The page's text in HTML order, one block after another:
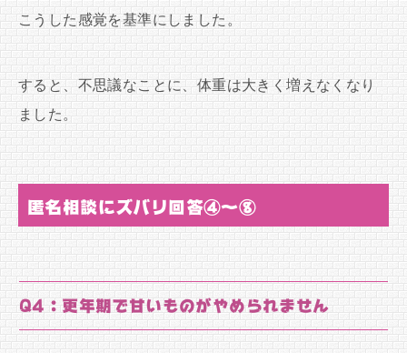
こうした感覚を基準にしました。
すると、不思議なことに、体重は大きく増えなくなり
ました。
匿名相談にズバリ回答④〜⑧
Q4：更年期で甘いものがやめられません